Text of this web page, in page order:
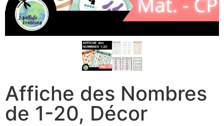
Affiche des Nombres
de 1-20, Décor